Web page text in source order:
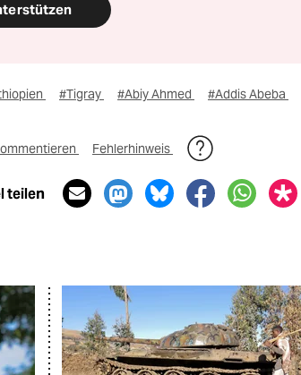
#Tigray #Abiy Ahmed #Addis Abeba
Fehlerhinweis
teilen